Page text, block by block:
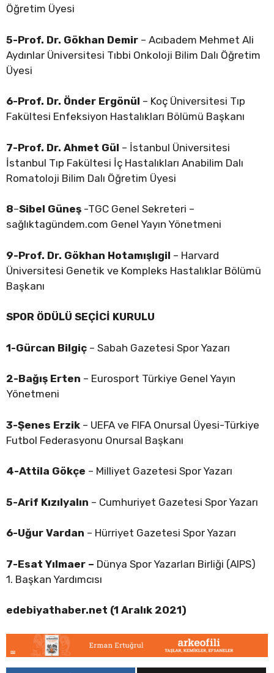
Öğretim Üyesi
5-Prof. Dr. Gökhan Demir – Acıbadem Mehmet Ali
Aydınlar Üniversitesi Tıbbi Onkoloji Bilim Dalı Öğretim
Üyesi
6-Prof. Dr. Önder Ergönül – Koç Üniversitesi Tıp
Fakültesi Enfeksiyon Hastalıkları Bölümü Başkanı
7-Prof. Dr. Ahmet Gül – İstanbul Üniversitesi
İstanbul Tıp Fakültesi İç Hastalıkları Anabilim Dalı
Romatoloji Bilim Dalı Öğretim Üyesi
8–Sibel Güneş -TGC Genel Sekreteri –
sağlıktagündem.com Genel Yayın Yönetmeni
9-Prof. Dr. Gökhan Hotamışlıgil – Harvard
Üniversitesi Genetik ve Kompleks Hastalıklar Bölümü
Başkanı
SPOR ÖDÜLÜ SEÇİCİ KURULU
1-Gürcan Bilgiç – Sabah Gazetesi Spor Yazarı
2-Bağış Erten – Eurosport Türkiye Genel Yayın
Yönetmeni
3-Şenes Erzik – UEFA ve FIFA Onursal Üyesi-Türkiye
Futbol Federasyonu Onursal Başkanı
4-Attila Gökçe – Milliyet Gazetesi Spor Yazarı
5-Arif Kızılyalın – Cumhuriyet Gazetesi Spor Yazarı
6-Uğur Vardan – Hürriyet Gazetesi Spor Yazarı
7-Esat Yılmaer – Dünya Spor Yazarları Birliği (AIPS)
1. Başkan Yardımcısı
edebiyathaber.net (1 Aralık 2021)